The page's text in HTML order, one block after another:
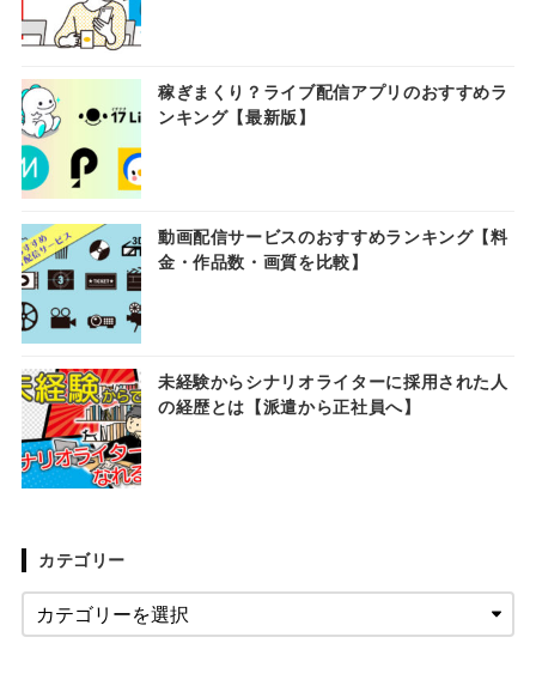
稼ぎまくり？ライブ配信アプリのおすすめラ
ンキング【最新版】
動画配信サービスのおすすめランキング【料
金・作品数・画質を比較】
未経験からシナリオライターに採用された人
の経歴とは【派遣から正社員へ】
カテゴリー